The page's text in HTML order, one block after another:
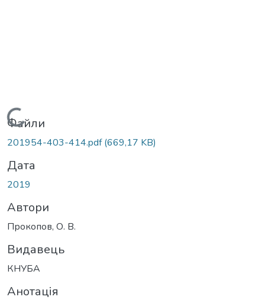
Вантажиться...
Файли
201954-403-414.pdf(669,17 KB)
Дата
2019
Автори
Прокопов, О. В.
Видавець
КНУБА
Анотація